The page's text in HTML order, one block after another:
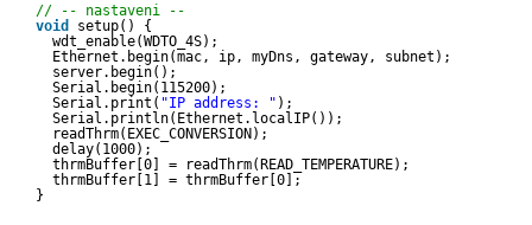
// -- nastaveni --
void
setup() {
wdt_enable(WDTO_4S);
Ethernet.begin(mac, ip, myDns, gateway, subnet);
server.begin();
Serial.begin(115200);
Serial.print( "IP address: " );
Serial.println(Ethernet.localIP());
readThrm(EXEC_CONVERSION);
delay(1000);
thrmBuffer[0] = readThrm(READ_TEMPERATURE);
thrmBuffer[1] = thrmBuffer[0];
}